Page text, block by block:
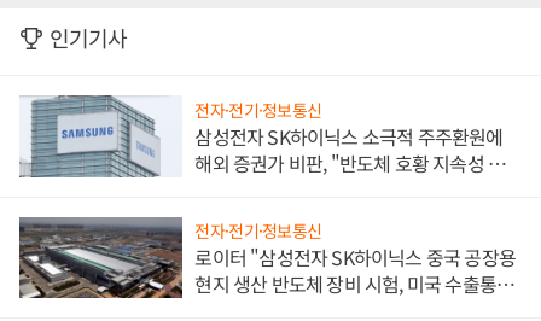
인기기사
전자·전기·정보통신
삼성전자 SK하이닉스 소극적 주주환원에
해외 증권가 비판, "반도체 호황 지속성 의
전자·전기·정보통신
로이터 "삼성전자 SK하이닉스 중국 공장용
현지 생산 반도체 장비 시험, 미국 수출통제